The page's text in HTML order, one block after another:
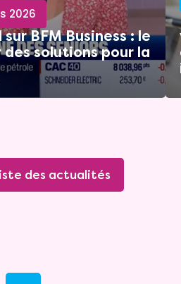
2026
BFM Business : le
solutions pour la
des actualités